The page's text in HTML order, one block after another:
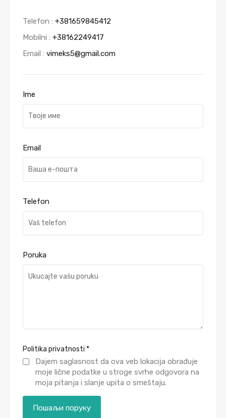
Telefon : +381659845412
Mobilni : +38162249417
Email : vimeks5@gmail.com
Ime
Email
Telefon
Poruka
Politika privatnosti *
Dajem saglasnost da ova veb lokacija obrađuje
moje lične podatke u stroge svrhe odgovora na
moja pitanja i slanje upita o smeštaju.